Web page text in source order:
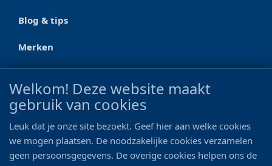
Blog & tips
Merken
CONTACT
Ootmarsumseweg 125a
0546 - 622 990
Welkom! Deze website maakt
gebruik van cookies
Leuk dat je onze site bezoekt. Geef hier aan welke cookies
we mogen plaatsen. De noodzakelijke cookies verzamelen
geen persoonsgegevens. De overige cookies helpen ons de